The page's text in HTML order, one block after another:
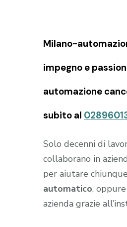
Milano-
impegno e
automazione
subito al
Solo decenni di
collaborano in
per aiutare
automatico,
azienda grazie